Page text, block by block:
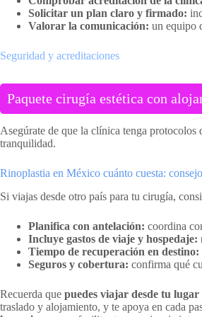
Solicitar un plan claro y firmado:
Valorar la comunicación: un equipo
Seguridad y acreditaciones
Paquete cirugía estética con
Asegúrate de que la clínica tenga
tranquilidad.
Rinoplastia en México cuánto cuesta:
Si viajas desde otro país para tu cirugía,
Planifica con antelación: coordina
Incluye gastos de viaje y hospedaje:
Tiempo de recuperación en destino:
Seguros y cobertura: confirma qué
Recuerda que puedes viajar desde tu
traslado y alojamiento, y te apoya en cada